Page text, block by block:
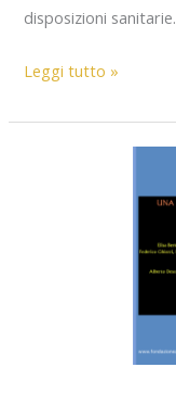
disposizioni sanitarie.
Edizione
2023
Leggi tutto »